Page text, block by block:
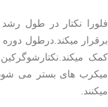
فلورا نکتار در طول
برقرار میکند.درطول
کمک میکند.نکتارشوگرکین
میکرب های بستر می
میکنند.